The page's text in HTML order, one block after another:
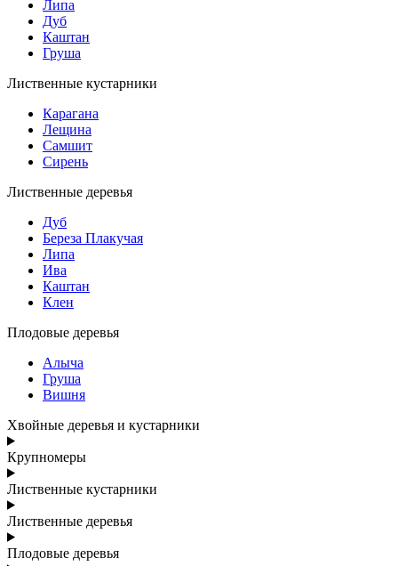
Липа
Дуб
Каштан
Груша
Лиственные кустарники
Карагана
Лещина
Самшит
Сирень
Лиственные деревья
Дуб
Береза Плакучая
Липа
Ива
Каштан
Клен
Плодовые деревья
Алыча
Груша
Вишня
Хвойные деревья и кустарники
Крупномеры
Лиственные кустарники
Лиственные деревья
Плодовые деревья